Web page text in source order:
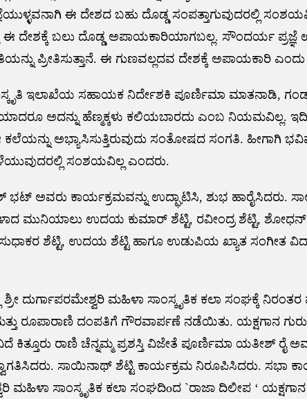
ಈ ದೇಶದ ಬಹು ದೊಡ್ಡ ಸಂಪತ್ತಾಗುವುದರಲ್ಲಿ
ಈ ದೇಶಕ್ಕೆ ಬಲು ದೊಡ್ಡ ಅಪಾಯಕಾರಿಯಾಗಬಲ್ಲ. ಸೌಂದರ್ಯ ಪ್ರಜ್ಞೆ
ಪ್ರೀತಿಸುತ್ತಾನೆ. ಈ ಗುಣವಲ್ಲದವ ದೇಶಕ್ಕೆ ಅಪಾಯಕಾರಿ
ಇಲಾಖೆಯ ಸಹಾಯಕ ನಿರ್ದೇಶಕಿ ಪೂರ್ಣಿಮಾ ಮಾತನಾಡಿ,
ಅದನ್ನು ಹೆಣ್ಮಕ್ಕಳು ಕಲಿಯಬಾರದು ಎಂಬ ನಿಯಮವಿಲ್ಲ.
ಅಭ್ಯಾಸಿಸುತ್ತಿರುವುದು ಸಂತೋಷದ ಸಂಗತಿ. ಹೀಗಾಗಿ
ಸಂಶಯವಿಲ್ಲ ಎಂದರು.
ಭಟ್ ಅವರು ಕಾರ್ಯಕ್ರಮವನ್ನು ಉದ್ಘಾಟಿಸಿ, ಶುಭ ಹಾರೈಸಿದರು.
ಮುನಿಯಾಲು ಉದಯ ಕುಮಾರ್ ಶೆಟ್ಟಿ, ರವೀಂದ್ರ ಶೆಟ್ಟಿ, ಶೋಧನ್
ಸುಧಾಕರ ಶೆಟ್ಟಿ, ಉದಯ ಶೆಟ್ಟಿ ಹಾಗೂ ಉಡುಪಿಯ ಖ್ಯಾತ ಸಂಗೀತ
ದುರ್ಗಾಪರಮೇಶ್ವರಿ ಮಹಿಳಾ ಸಾಂಸ್ಕೃತಿಕ ಕಲಾ ಸಂಘಕ್ಕೆ
ರೂಪಾರಾಣಿ ದಂಪತಿಗೆ ಗೌರವಾರ್ಪಣೆ ನಡೆಯಿತು. ಯಕ್ಷಗಾನ
ಕಿತ್ತೂರು ರಾಣಿ ಚೆನ್ನಮ್ಮ ಪ್ರಶಸ್ತಿ ವಿಜೇತೆ ಪೂರ್ಣಿಮಾ ಯತೀಶ್ ರೈ
ಸಾಯಿನಾಥ್ ಶೆಟ್ಟಿ ಕಾರ್ಯಕ್ರಮ ನಿರೂಪಿಸಿದರು. ಸಭಾ
ಮಹಿಳಾ ಸಾಂಸ್ಕೃತಿಕ ಕಲಾ ಸಂಘದಿoದ `ರಾಜಾ ದಿಲೀಪ ‘ ಯಕ್ಷಗಾನ